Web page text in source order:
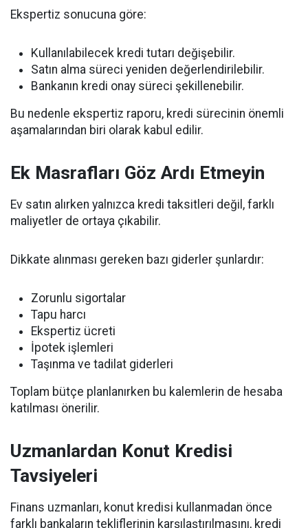
Ekspertiz sonucuna göre:
Kullanılabilecek kredi tutarı değişebilir.
Satın alma süreci yeniden değerlendirilebilir.
Bankanın kredi onay süreci şekillenebilir.
Bu nedenle ekspertiz raporu, kredi sürecinin önemli
aşamalarından biri olarak kabul edilir.
Ek Masrafları Göz Ardı Etmeyin
Ev satın alırken yalnızca kredi taksitleri değil, farklı
maliyetler de ortaya çıkabilir.
Dikkate alınması gereken bazı giderler şunlardır:
Zorunlu sigortalar
Tapu harcı
Ekspertiz ücreti
İpotek işlemleri
Taşınma ve tadilat giderleri
Toplam bütçe planlanırken bu kalemlerin de hesaba
katılması önerilir.
Uzmanlardan Konut Kredisi
Tavsiyeleri
Finans uzmanları, konut kredisi kullanmadan önce
farklı bankaların tekliflerinin karşılaştırılmasını, kredi